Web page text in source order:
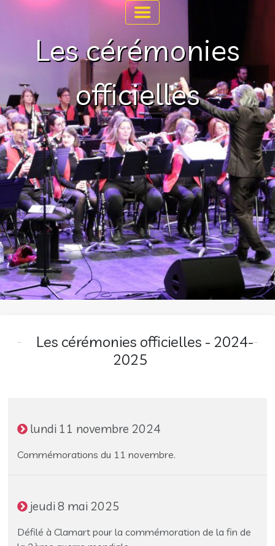
Les cérémonies
officielles
Les cérémonies officielles - 2024-
2025
lundi 11 novembre 2024
Commémorations du 11 novembre.
jeudi 8 mai 2025
Défilé à Clamart pour la commémoration de la fin de